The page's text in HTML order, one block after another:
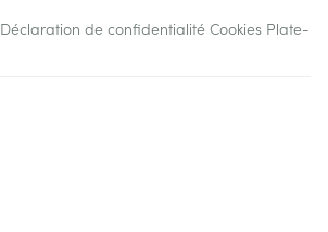
Déclaration de confidentialité Cookies Plate-